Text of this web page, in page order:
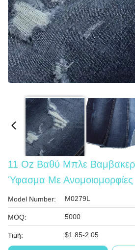
11 Oz Βαθύ Μπλε
Ύφασμα Με Ανομοιομορφίες
Model Number: M0279L
MOQ: 5000
Τιμή: $1.85-2.05